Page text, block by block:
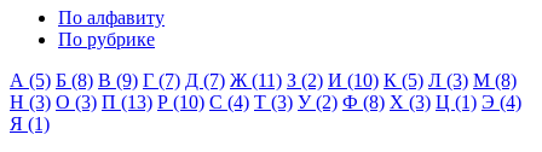
По алфавиту
По рубрике
А (5) Б (8) В (9) Г (7) Д (7) Ж (11) З (2) И (10) К (5) Л (3) М (8)
Н (3) О (3) П (13) Р (10) С (4) Т (3) У (2) Ф (8) Х (3) Ц (1) Э (4)
Я (1)